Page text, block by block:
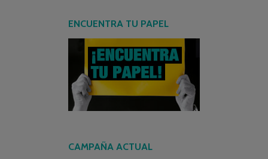
ENCUENTRA TU PAPEL
CAMPAÑA ACTUAL